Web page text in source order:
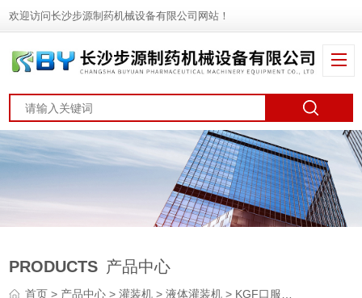
欢迎访问长沙步源制药机械设备有限公司网站！
PRODUCTS 产品中心
首页> 产品中心 >灌装机 >液体灌装机 > KGF口服液灌装生产线直销